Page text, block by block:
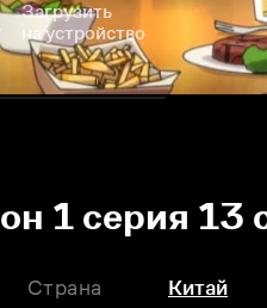
Загрузить
на устройство
1 серия 13
Страна Китай